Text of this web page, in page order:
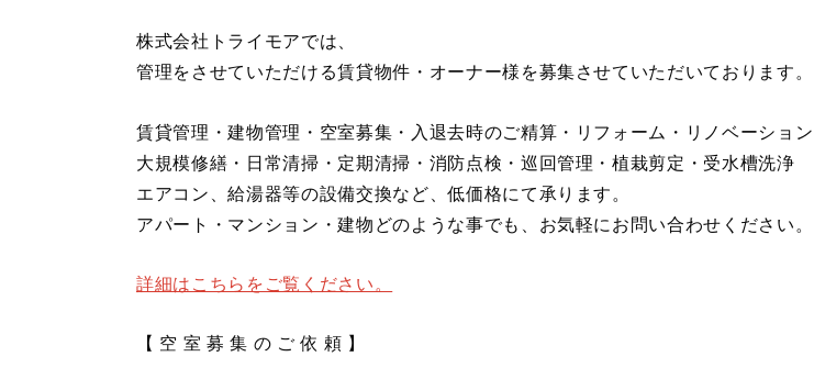
株式会社トライモアでは、
管理をさせていただける賃貸物件・オーナー様を募集させていただいております。
賃貸管理・建物管理・空室募集・入退去時のご精算・リフォーム・リノベーション
大規模修繕・日常清掃・定期清掃・消防点検・巡回管理・植栽剪定・受水槽洗浄
エアコン、給湯器等の設備交換など、低価格にて承ります。
アパート・マンション・建物どのような事でも、お気軽にお問い合わせください。
詳細はこちらをご覧ください。
【 空 室 募 集 の ご 依 頼 】